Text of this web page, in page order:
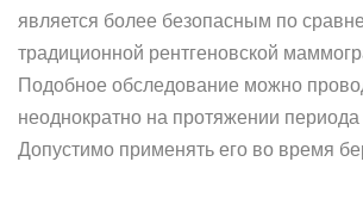
является более безопасным по
традиционной рентгеновской
Подобное обследование можно
неоднократно на протяжении периода
Допустимо применять его во время